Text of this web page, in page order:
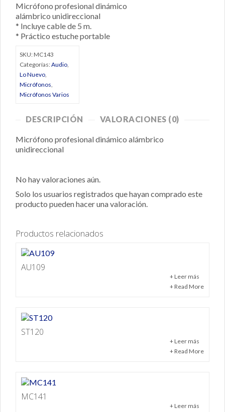
Micrófono profesional dinámico
alámbrico unidireccional
* Incluye cable de 5 m.
* Práctico estuche portable
SKU:MC143
Categorías:Audio
Lo Nuevo
Micrófonos
Micrófonos Varios
DESCRIPCIÓN VALORACIONES (0)
Micrófono profesional dinámico alámbrico
unidireccional
No hay valoraciones aún.
Solo los usuarios registrados que hayan comprado este
producto pueden hacer una valoración.
Productos relacionados
AU109
+ Leer más
+ Read More
ST120
+ Leer más
+ Read More
MC141
+ Leer más